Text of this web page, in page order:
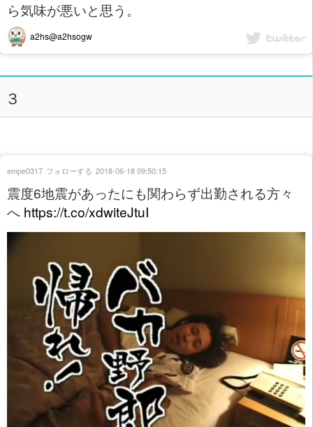
ら気味が悪いと思う。
a2hs@a2hsogw
３
震度6地震があったにも関わらず出勤される方々
へ https://t.co/xdwiteJtuI
empe0317 フォローする 2018-06-18 09:50:15